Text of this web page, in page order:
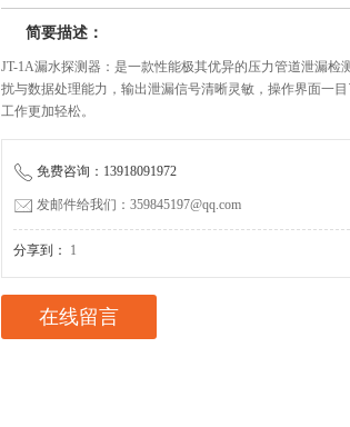
简要描述：
JT-1A漏水探测器：是一款性能极其优异的压力管道泄漏检
扰与数据处理能力，输出泄漏信号清晰灵敏，操作界面一
工作更加轻松。
免费咨询：13918091972
发邮件给我们：359845197@qq.com
分享到： 1
在线留言